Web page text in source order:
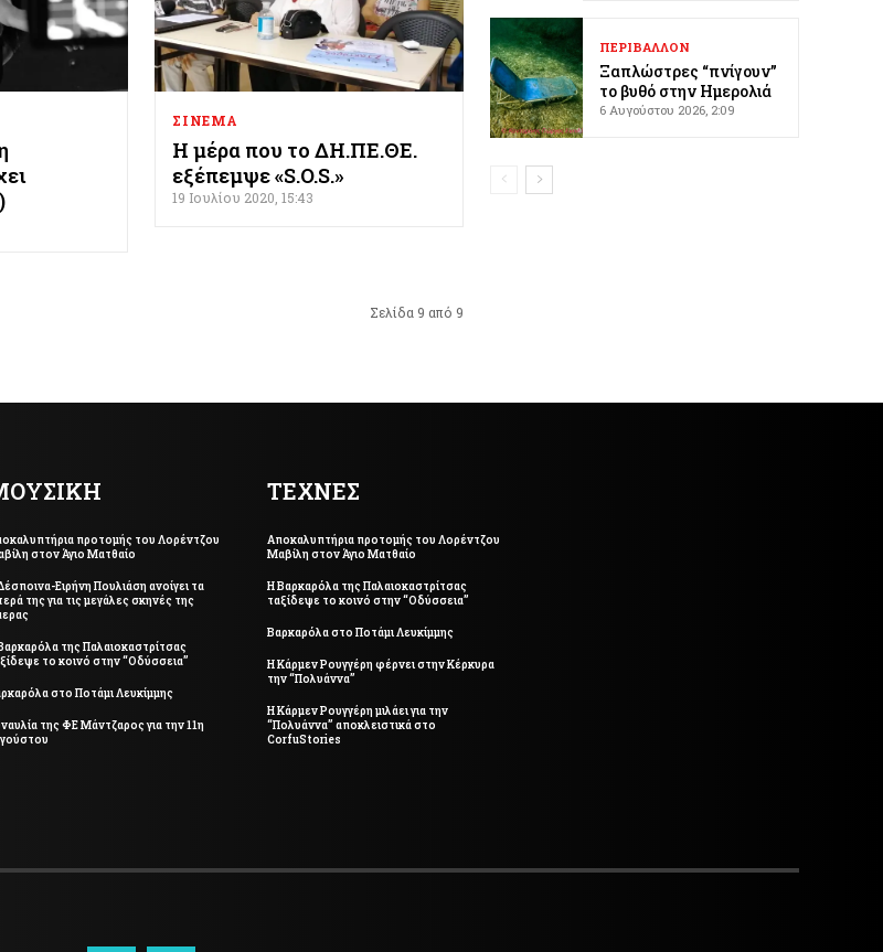
ΣΙΝΕΜΑ
Η μέρα που το ΔΗ.ΠΕ.ΘΕ.
εξέπεμψε «S.O.S.»
19 Ιουλίου 2020, 15:43
Σελίδα 9 από 9
ΠΕΡΙΒΑΛΛΟΝ
Ξαπλώστρες “πνίγουν”
το βυθό στην Ημερολιά
6 Αυγούστου 2026, 2:09
προτομής του Λορέντζου
στον Άγιο Ματθαίο
Ειρήνη Πουλιάση ανοίγει τα
της για τις μεγάλες σκηνές της
της Παλαιοκαστρίτσας
το κοινό στην “Οδύσσεια”
στο Ποτάμι Λευκίμμης
της ΦΕ Μάντζαρος για την 11η
ΤΕΧΝΕΣ
Αποκαλυπτήρια προτομής του Λορέντζου
Μαβίλη στον Άγιο Ματθαίο
Η Βαρκαρόλα της Παλαιοκαστρίτσας
ταξίδεψε το κοινό στην “Οδύσσεια”
Βαρκαρόλα στο Ποτάμι Λευκίμμης
Η Κάρμεν Ρουγγέρη φέρνει στην Κέρκυρα
την “Πολυάννα”
Η Κάρμεν Ρουγγέρη μιλάει για την
“Πολυάννα” αποκλειστικά στο
CorfuStories